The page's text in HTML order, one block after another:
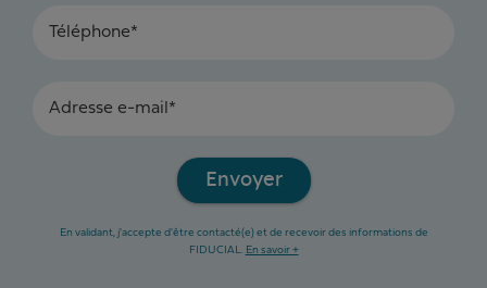
Téléphone*
Adresse e-mail*
Envoyer
En validant, j'accepte d'être contacté(e) et de recevoir des informations de
FIDUCIAL. En savoir +